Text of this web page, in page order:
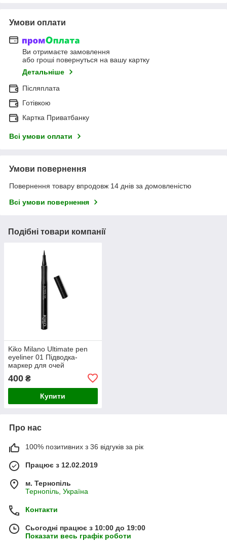
Умови оплати
Ви отримаєте замовлення
або гроші повернуться на вашу картку
Детальніше
Післяплата
Готівкою
Картка Приватбанку
Всі умови оплати
Умови повернення
Повернення товару впродовж 14 днів за домовленістю
Всі умови повернення
Подібні товари компанії
Kiko Milano Ultimate pen
eyeliner 01 Підводка-
маркер для очей
400 ₴
Купити
Про нас
100% позитивних з 36 відгуків за рік
Працює з 12.02.2019
м. Тернопіль
Тернопіль, Україна
Контакти
Сьогодні працює з 10:00 до 19:00
Показати весь графік роботи